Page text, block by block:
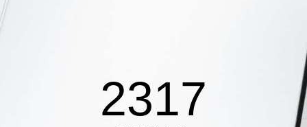
2317